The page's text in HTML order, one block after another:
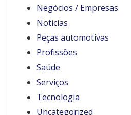
Negócios / Empresas
Noticias
Peças automotivas
Profissões
Saúde
Serviços
Tecnologia
Uncategorized